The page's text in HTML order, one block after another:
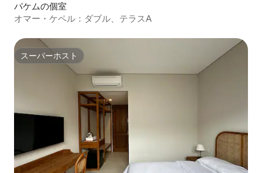
パケムの個室
オマー・ケペル：ダブル、テラスA
スーパーホスト
スーパーホスト